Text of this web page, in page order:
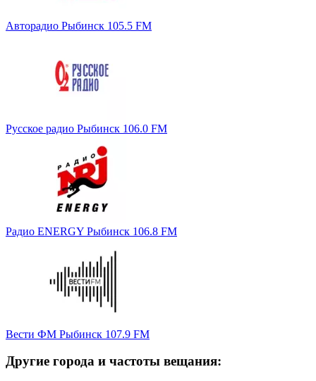
Авторадио Рыбинск 105.5 FM
Русское радио Рыбинск 106.0 FM
Радио ENERGY Рыбинск 106.8 FM
Вести ФМ Рыбинск 107.9 FM
Другие города и частоты вещания: